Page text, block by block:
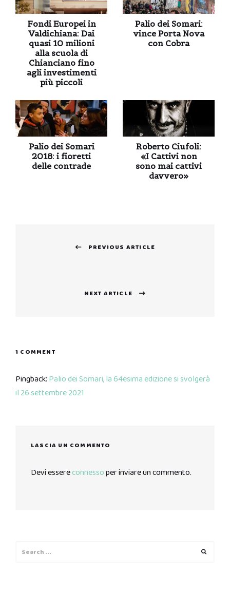
Fondi Europei in
Valdichiana: Dai
quasi 10 milioni
alla scuola di
Chianciano fino
agli investimenti
più piccoli
Palio dei Somari:
vince Porta Nova
con Cobra
Palio dei Somari
2018: i fioretti
delle contrade
Roberto Ciufoli:
«I Cattivi non
sono mai cattivi
davvero»
PREVIOUS ARTICLE
NEXT ARTICLE
1 COMMENT
Pingback: Palio dei Somari, la 64esima edizione si svolgerà
il 26 settembre 2021
LASCIA UN COMMENTO
Devi essereconnessoper inviare un commento.
for: